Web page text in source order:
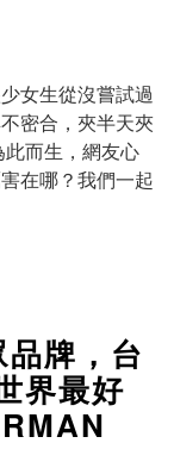
女生從沒嘗試過
密合，夾半天夾
而生，網友心
在哪？我們一起
牌，台
界最好